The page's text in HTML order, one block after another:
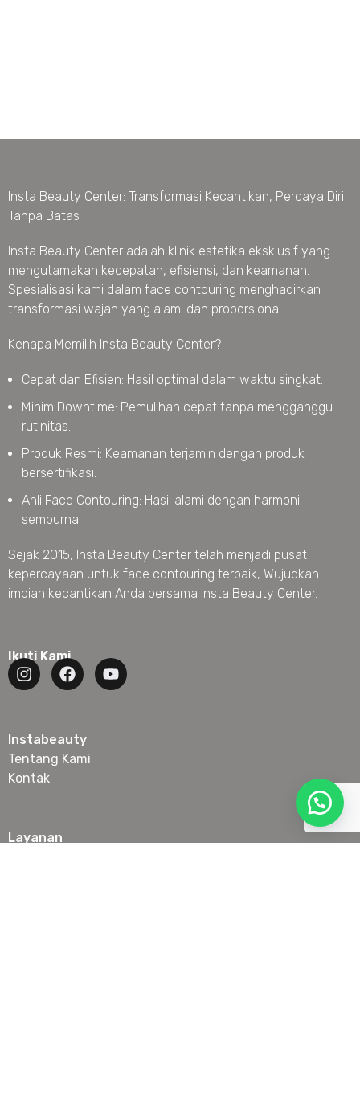
Insta Beauty Center: Transformasi Kecantikan, Percaya Diri
Tanpa Batas
Insta Beauty Center adalah klinik estetika eksklusif yang
mengutamakan kecepatan, efisiensi, dan keamanan.
Spesialisasi kami dalam face contouring menghadirkan
transformasi wajah yang alami dan proporsional.
Kenapa Memilih Insta Beauty Center?
Cepat dan Efisien: Hasil optimal dalam waktu singkat.
Minim Downtime: Pemulihan cepat tanpa mengganggu
rutinitas.
Produk Resmi: Keamanan terjamin dengan produk
bersertifikasi.
Ahli Face Contouring: Hasil alami dengan harmoni
sempurna.
Sejak 2015, Insta Beauty Center telah menjadi pusat
kepercayaan untuk face contouring terbaik, Wujudkan
impian kecantikan Anda bersama Insta Beauty Center.
Ikuti Kami
Instabeauty
Tentang Kami
Kontak
Layanan